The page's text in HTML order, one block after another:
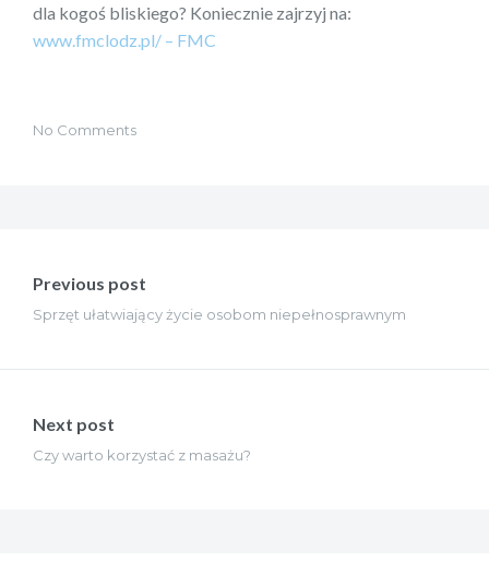
dla kogoś bliskiego? Koniecznie zajrzyj na:
www.fmclodz.pl/ – FMC
No Comments
wpisu
Previous post
Sprzęt ułatwiający życie osobom niepełnosprawnym
Next post
Czy warto korzystać z masażu?